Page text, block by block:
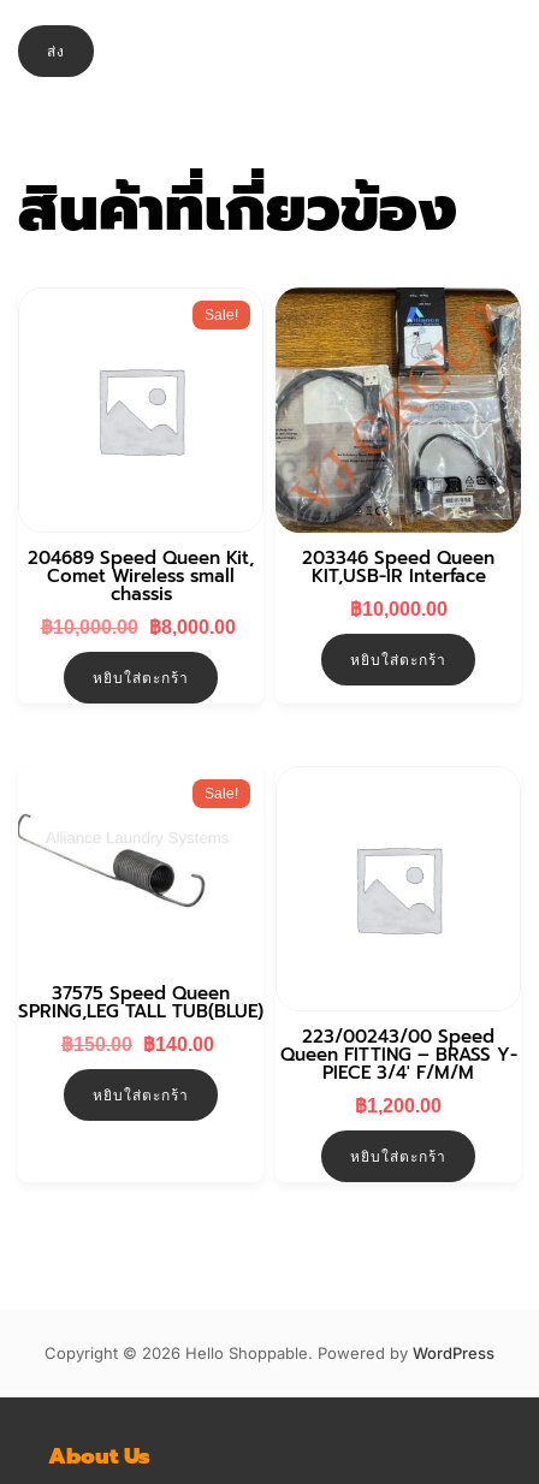
สินค้าที่เกี่ยวข้อง
Sale!
204689 Speed Queen Kit,
Comet Wireless small
chassis
฿10,000.00
Original
฿10,000.00.
฿8,000.00
฿8,000.00.
หยิบใส่ตะกร้า
203346 Speed Queen
KIT,USB-IR Interface
฿10,000.00
หยิบใส่ตะกร้า
Sale!
37575 Speed Queen
SPRING,LEG TALL TUB(BLUE)
฿150.00 Original
฿150.00.
฿140.00
Current
หยิบใส่ตะกร้า
223/00243/00 Speed
Queen FITTING – BRASS Y-
PIECE 3/4′ F/M/M
฿1,200.00
หยิบใส่ตะกร้า
Copyright © 2026 Hello Shoppable. Powered by WordPress
About Us